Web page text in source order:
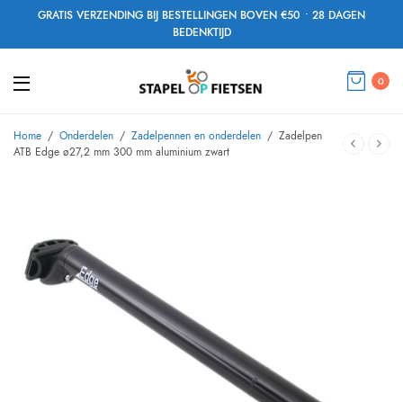
GRATIS VERZENDING BIJ BESTELLINGEN BOVEN €50 • 28 DAGEN
BEDENKTIJD
0
Home / Onderdelen / Zadelpennen en onderdelen / Zadelpen
ATB Edge ø27,2 mm 300 mm aluminium zwart